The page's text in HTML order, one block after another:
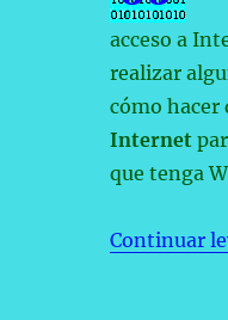
acceso a
realizar
cómo hacer
Internet
que tenga
Continuar